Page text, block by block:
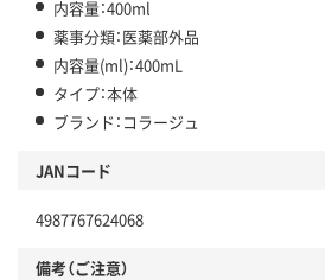
内容量：400ml
薬事分類：医薬部外品
内容量(ml)：400mL
タイプ：本体
ブランド：コラージュ
JANコード
4987767624068
備考（ご注意）